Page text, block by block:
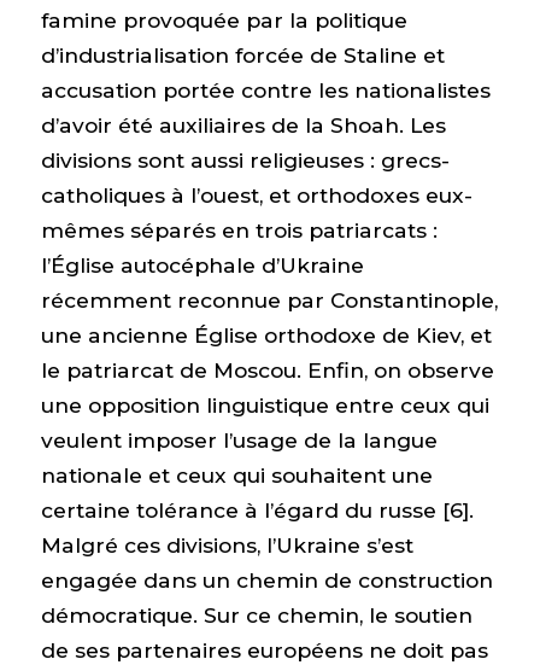
famine provoquée par la politique
d’industrialisation forcée de Staline et
accusation portée contre les nationalistes
d’avoir été auxiliaires de la Shoah. Les
divisions sont aussi religieuses : grecs-
catholiques à l’ouest, et orthodoxes eux-
mêmes séparés en trois patriarcats :
l’Église autocéphale d’Ukraine
récemment reconnue par Constantinople,
une ancienne Église orthodoxe de Kiev, et
le patriarcat de Moscou. Enfin, on observe
une opposition linguistique entre ceux qui
veulent imposer l’usage de la langue
nationale et ceux qui souhaitent une
certaine tolérance à l’égard du russe [6].
Malgré ces divisions, l’Ukraine s’est
engagée dans un chemin de construction
démocratique. Sur ce chemin, le soutien
de ses partenaires européens ne doit pas